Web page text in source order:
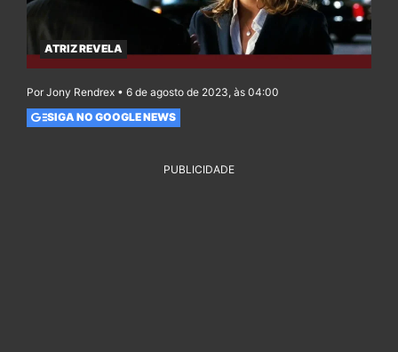
ATRIZ REVELA
Por Jony Rendrex • 6 de agosto de 2023, às 04:00
SIGA NO GOOGLE NEWS
PUBLICIDADE